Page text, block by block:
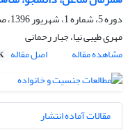
دوره 5، شماره 1، شهریور 1396، صفحه
مهری طیبی نیا، جبار رحمانی
مشاهده مقاله
اصل مقاله
مقالات آماده انتشار